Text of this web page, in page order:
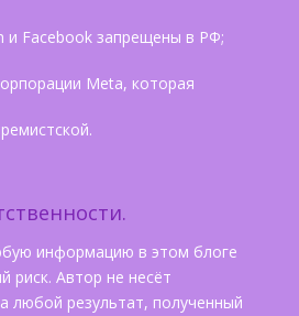
и Facebook запрещены в РФ;
Meta, которая
информацию в этом блоге
риск. Автор не несёт
любой результат, полученный